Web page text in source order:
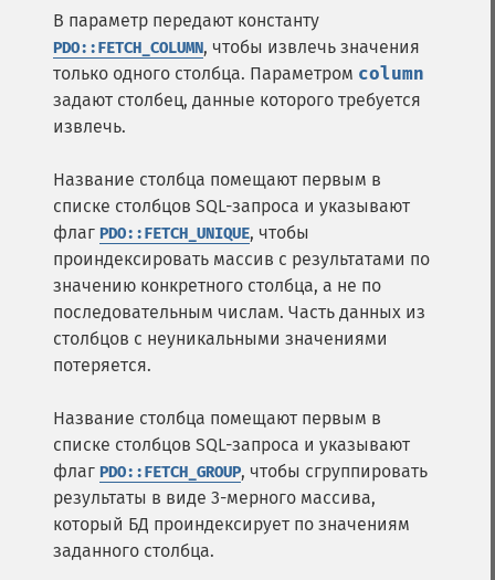
В параметр передают константу
PDO::FETCH_COLUMN, чтобы извлечь значения
только одного столбца. Параметром column
задают столбец, данные которого требуется
извлечь.
Название столбца помещают первым в
списке столбцов SQL-запроса и указывают
флаг PDO::FETCH_UNIQUE, чтобы
проиндексировать массив с результатами по
значению конкретного столбца, а не по
последовательным числам. Часть данных из
столбцов с неуникальными значениями
потеряется.
Название столбца помещают первым в
списке столбцов SQL-запроса и указывают
флаг PDO::FETCH_GROUP, чтобы сгруппировать
результаты в виде 3-мерного массива,
который БД проиндексирует по значениям
заданного столбца.